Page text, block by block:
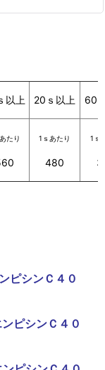
以上 20ｓ以上 60
たり 1ｓあたり
480
1ｓ
ピシンＣ４０
ンピシンＣ４０